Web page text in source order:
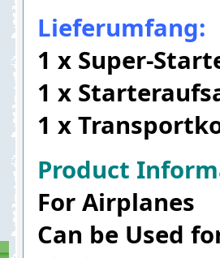
Lieferumfang:
1 x Super-
1 x
1 x
Product
For Airplanes
Can be Used